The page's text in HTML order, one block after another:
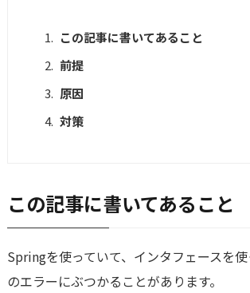
この記事に書いてあること
前提
原因
対策
この記事に書いてあること
Springを使っていて、インタフェースを
のエラーにぶつかることがあります。